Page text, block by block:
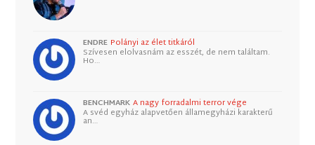
ENDRE Polányi az élet titkáról
Szívesen elolvasnám az esszét, de nem találtam.
Ho…
BENCHMARK A nagy forradalmi terror vége
A svéd egyház alapvetően államegyházi karakterű
an…